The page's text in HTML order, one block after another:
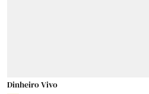
Dinheiro Vivo